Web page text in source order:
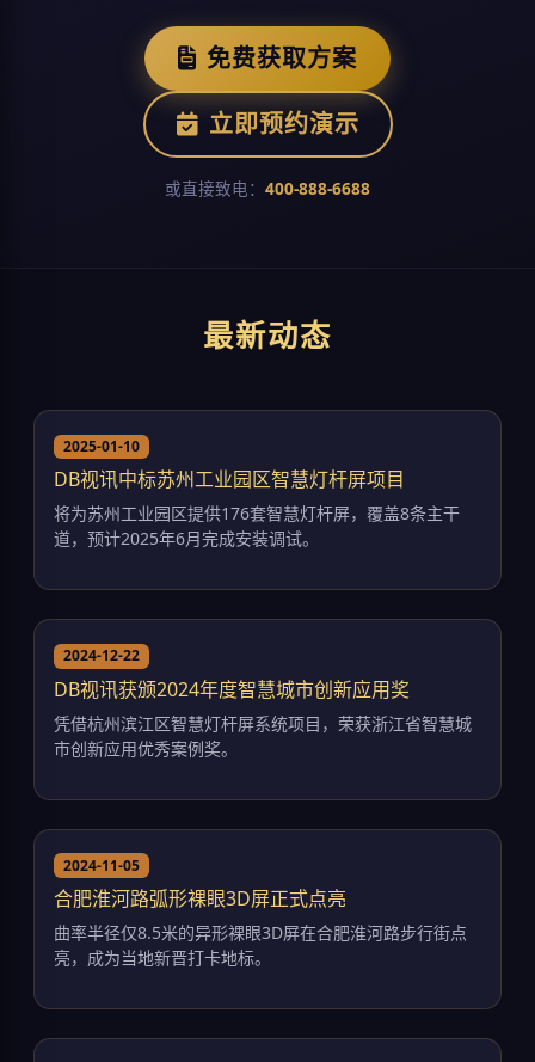
免费获取方案
立即预约演示
或直接致电： 400-888-6688
最新动态
2025-01-10
DB视讯中标苏州工业园区智慧灯杆屏项目
将为苏州工业园区提供176套智慧灯杆屏，覆盖8条主干
道，预计2025年6月完成安装调试。
2024-12-22
DB视讯获颁2024年度智慧城市创新应用奖
凭借杭州滨江区智慧灯杆屏系统项目，荣获浙江省智慧城
市创新应用优秀案例奖。
2024-11-05
合肥淮河路弧形裸眼3D屏正式点亮
曲率半径仅8.5米的异形裸眼3D屏在合肥淮河路步行街点
亮，成为当地新晋打卡地标。